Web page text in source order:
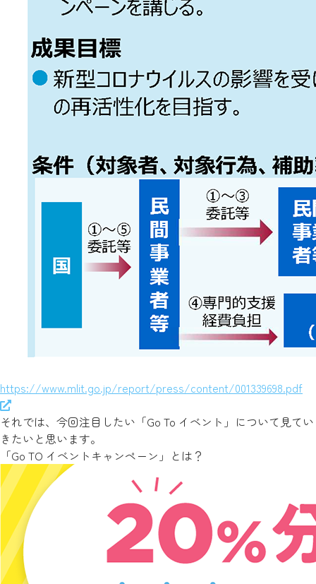
https://www.mlit.go.jp/report/press/content/001339698.pdf
それでは、今回注目したい「Go To イベント」について見てい
きたいと思います。
「Go TO イベントキャンペーン」とは？